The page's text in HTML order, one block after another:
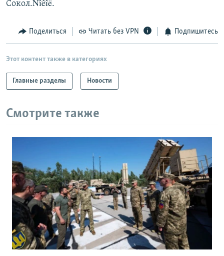
Сокол.Ñîêîë.
Поделиться Читать без VPN Подпишитесь
Этот контент также в категориях
Главные разделы Новости
Смотрите также